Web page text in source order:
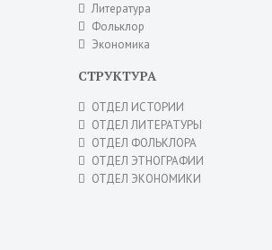
Литература
Фольклор
Экономика
СТРУКТУРА
ОТДЕЛ ИСТОРИИ
ОТДЕЛ ЛИТЕРАТУРЫ
ОТДЕЛ ФОЛЬКЛОРА
ОТДЕЛ ЭТНОГРАФИИ
ОТДЕЛ ЭКОНОМИКИ